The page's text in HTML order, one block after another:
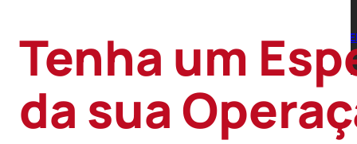
RESPONSABILIDADE TÉCNICA E
AUDITORIAS
DETERMINAÇÃO DE SHELFLIFE (VALIDADE)
CONTATO
Tenha um
da sua